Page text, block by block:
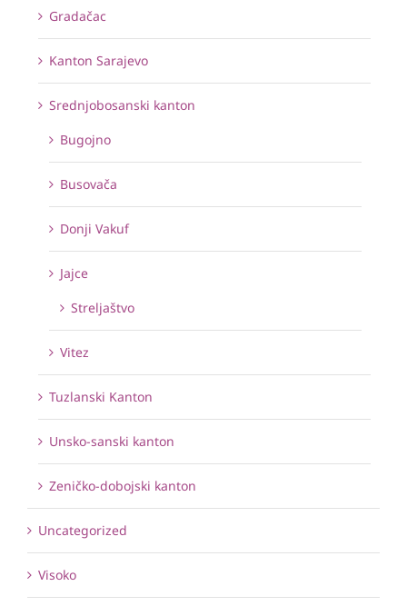
Gradačac
Kanton Sarajevo
Srednjobosanski kanton
Bugojno
Busovača
Donji Vakuf
Jajce
Streljaštvo
Vitez
Tuzlanski Kanton
Unsko-sanski kanton
Zeničko-dobojski kanton
Uncategorized
Visoko